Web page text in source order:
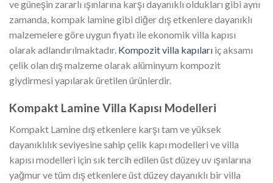
ve güneşin zararlı ışınlarına karşı dayanıklı oldukları gibi aynı
zamanda, kompak lamine gibi diğer dış etkenlere dayanıklı
malzemelere göre uygun fiyatı ile ekonomik villa kapısı
olarak adlandırılmaktadır. Kompozit villa kapıları iç aksamı
çelik olan dış malzeme olarak alüminyum kompozit
giydirmesi yapılarak üretilen ürünlerdir.
Kompakt Lamine Villa Kapısı Modelleri
Kompakt Lamine dış etkenlere karşı tam ve yüksek
dayanıklılık seviyesine sahip çelik kapı modelleri ve villa
kapısı modelleri için sık tercih edilen üst düzey uv ışınlarına
yağmur ve tüm dış etkenlere üst düzey dayanıklı bir villa